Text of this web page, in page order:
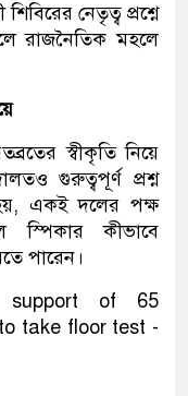
নেতৃত্ব প্রশ্নে
রাজনৈতিক মহলে
স্বীকৃতি নিয়ে
গুরুত্বপূর্ণ প্রশ্ন
একই দলের পক্ষ
স্পিকার কীভাবে
পারেন।